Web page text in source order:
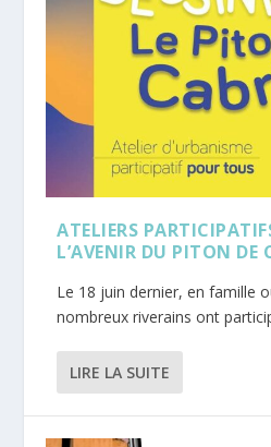
ATELIERS
L’AVENIR DU PITON DE
Le 18 juin dernier, en famille
nombreux riverains ont
LIRE LA SUITE